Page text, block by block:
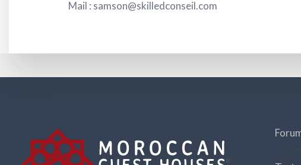
Mail : samson@skilledconseil.com